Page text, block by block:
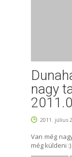
nagy
2011. július
Van még
még küldeni :)